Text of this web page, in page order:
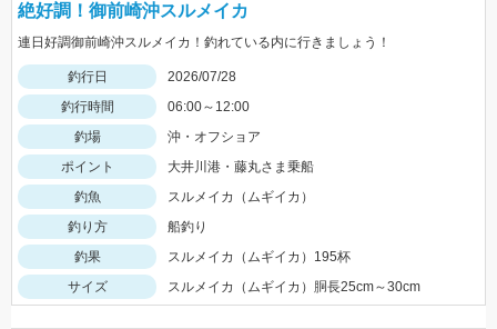
絶好調！御前崎沖スルメイカ
連日好調御前崎沖スルメイカ！釣れている内に行きましょう！
釣行日
2026/07/28
釣行時間
06:00～12:00
釣場
沖・オフショア
ポイント
大井川港・藤丸さま乗船
釣魚
スルメイカ（ムギイカ）
釣り方
船釣り
釣果
スルメイカ（ムギイカ）195杯
サイズ
スルメイカ（ムギイカ）胴長25cm～30cm